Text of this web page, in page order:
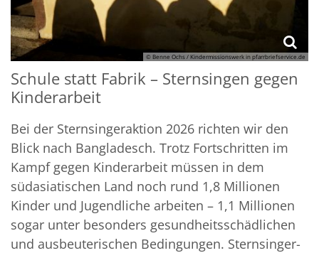
© Benne Ochs / Kindermissionswerk in pfarrbriefservice.de
Schule statt Fabrik – Sternsingen gegen
Kinderarbeit
Bei der Sternsingeraktion 2026 richten wir den
Blick nach Bangladesch. Trotz Fortschritten im
Kampf gegen Kinderarbeit müssen in dem
südasiatischen Land noch rund 1,8 Millionen
Kinder und Jugendliche arbeiten – 1,1 Millionen
sogar unter besonders gesundheitsschädlichen
und ausbeuterischen Bedingungen. Sternsinger-